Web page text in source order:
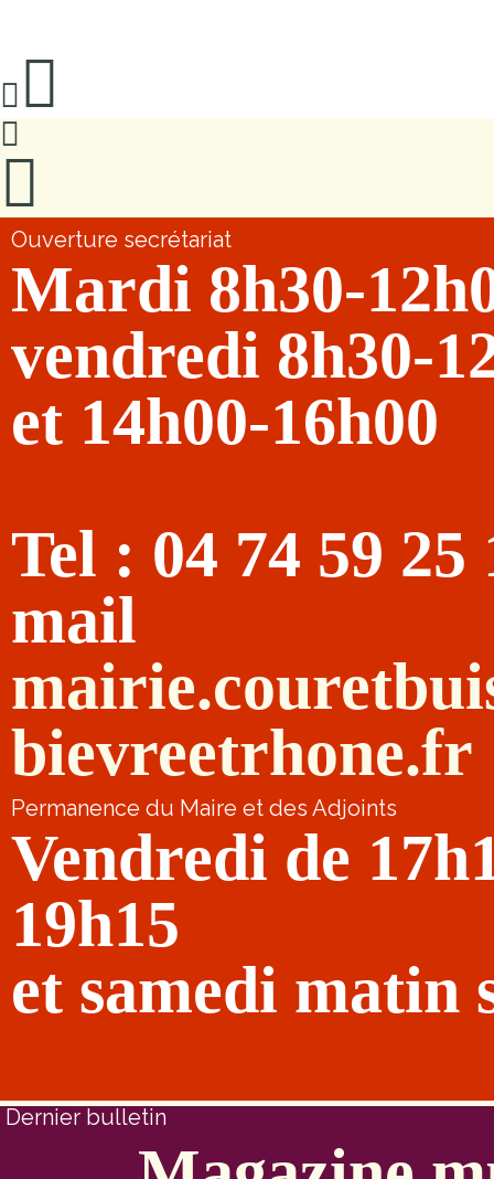
Ouverture secrétariat
Mardi 8h30-
vendredi 8h30-
et 14h00-16h00
Tel : 04 74 59 25
mail
bievreetrhone.fr
Permanence du Maire et des Adjoints
Vendredi de
19h15
et samedi matin
Dernier bulletin